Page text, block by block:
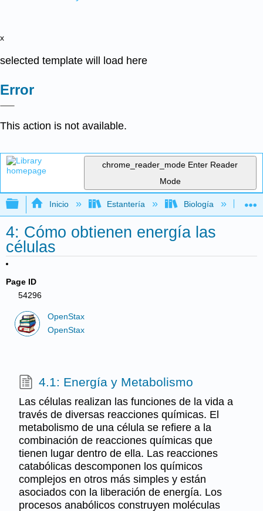
x
selected template will load here
Error
This action is not available.
chrome_reader_mode Enter Reader
Mode
Expandir/contraer jerarquía global
Inicio Estantería Biología
4: Cómo obtienen energía las
células
Page ID
54296
OpenStax
OpenStax
4.1: Energía y Metabolismo
Las células realizan las funciones de la vida a
través de diversas reacciones químicas. El
metabolismo de una célula se refiere a la
combinación de reacciones químicas que
tienen lugar dentro de ella. Las reacciones
catabólicas descomponen los químicos
complejos en otros más simples y están
asociados con la liberación de energía. Los
procesos anabólicos construyen moléculas